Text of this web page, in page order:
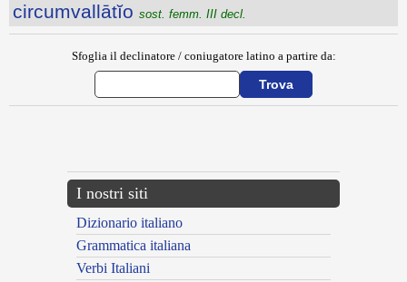
circumvallātĭo sost. femm. III decl.
Sfoglia il declinatore / coniugatore latino a partire da:
I nostri siti
Dizionario italiano
Grammatica italiana
Verbi Italiani